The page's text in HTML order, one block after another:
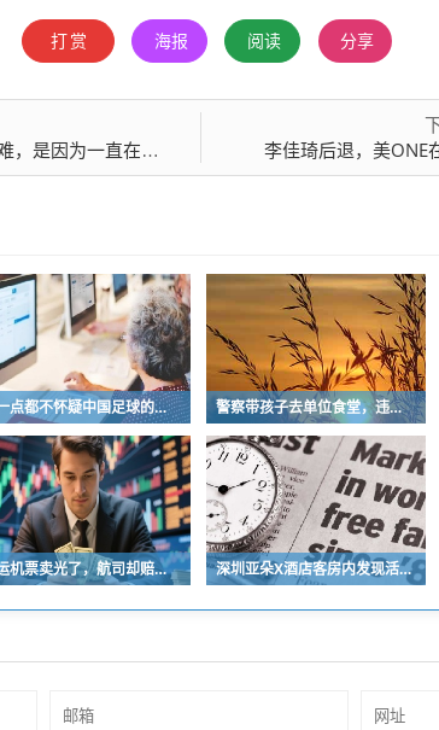
打赏 海报 阅读 分享
在问一个错误的问题 李佳琦后退，美ONE
我一点都不怀疑中国足球的未来 警察带孩子去单位食堂，违反了哪门子规章制度？
暑运机票卖光了，航司却赔惨了？ 深圳亚朵X酒店客房内发现活蟑螂 半个小拇指长不断爬行